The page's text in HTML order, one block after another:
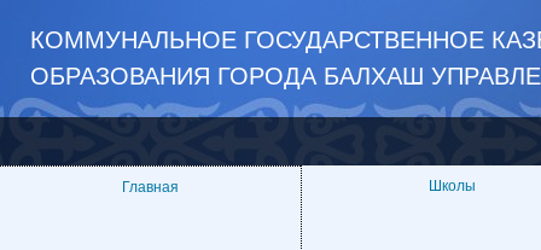
КОММУНАЛЬНОЕ ГОСУДАРСТВЕННОЕ
ОБРАЗОВАНИЯ ГОРОДА БАЛХАШ
Главная Школы